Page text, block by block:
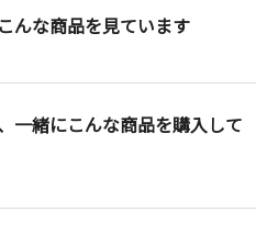
んな商品を見ています
一緒にこんな商品を購入して